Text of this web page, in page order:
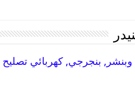
بنيدر 99007355 كهرباء وبنشر, بنجرجي, كهربائي تصليح